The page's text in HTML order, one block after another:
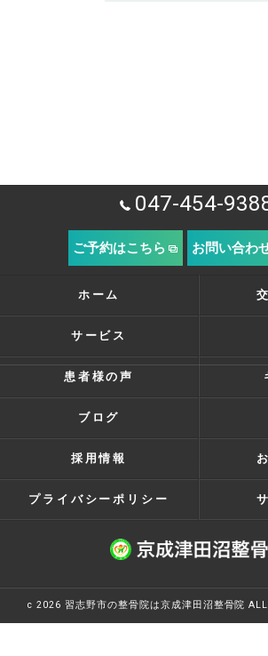
047-454-
ご予約はこちら お問い合わ
ホーム
サービス
患者様の声
ブログ
採用情報
プライバシーポリシー
c 2026 習志野市の整骨院は京成津田沼整骨院 ALL